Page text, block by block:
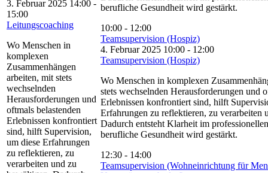
3. Februar 2025 14:00 -
15:00
Leitungscoaching
Wo Menschen in
komplexen
Zusammenhängen
arbeiten, mit stets
wechselnden
Herausforderungen und
oftmals belastenden
Erlebnissen konfrontiert
sind, hilft Supervision,
um diese Erfahrungen
zu reflektieren, zu
verarbeiten und zu
berufliche Gesundheit wird gestärkt.
10:00 - 12:00
Teamsupervision (Hospiz)
4. Februar 2025 10:00 - 12:00
Teamsupervision (Hospiz)
Wo Menschen in komplexen
stets wechselnden Herausforderungen und
Erlebnissen konfrontiert sind, hilft
Erfahrungen zu reflektieren, zu verarbeiten
Dadurch entsteht Klarheit im
berufliche Gesundheit wird gestärkt.
12:30 - 14:00
Teamsupervision (Wohneinrichtung für